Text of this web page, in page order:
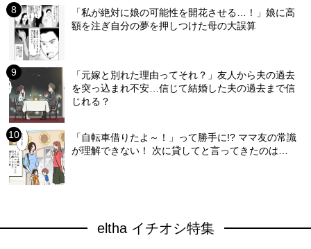
「私が絶対に娘の可能性を開花させる…！」娘に高
額を注ぎ自分の夢を押しつけた母の大誤算
「元嫁と別れた理由ってそれ？」友人から夫の過去
を突っ込まれ不安…信じて結婚した夫の過去まで信
じれる？
「自転車借りたよ～！」って勝手に!? ママ友の常識
が理解できない！ 次に貸してと言ってきたのは…
eltha イチオシ特集